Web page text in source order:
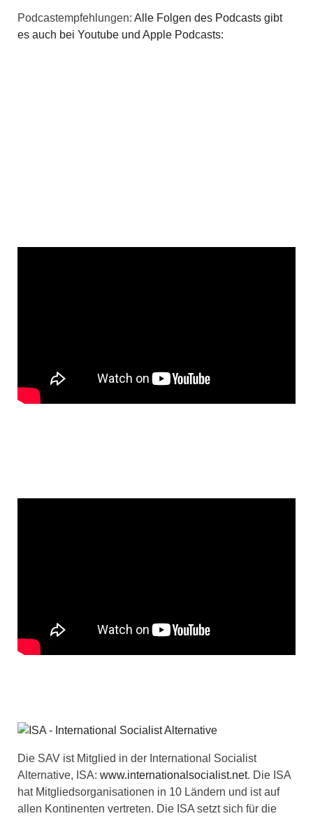
Podcastempfehlungen: Alle Folgen des Podcasts gibt
es auch bei Youtube und Apple Podcasts:
Die SAV ist Mitglied in der International Socialist
Alternative, ISA: www.internationalsocialist.net. Die ISA
hat Mitgliedsorganisationen in 10 Ländern und ist auf
allen Kontinenten vertreten. Die ISA setzt sich für die